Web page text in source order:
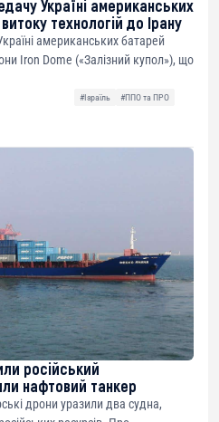
Україні американських
технологій до Ірану
американських батарей
Iron Dome («Залізний купол»), що
#Ізраїль
#ППО та ПРО
російський
нафтовий танкер
дрони уразили два судна,